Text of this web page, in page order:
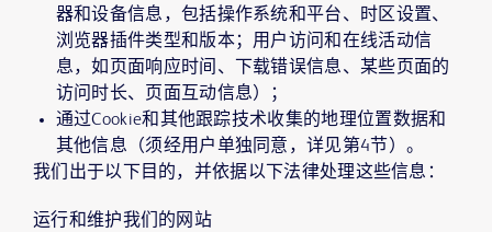
器和设备信息，包括操作系统和平台、时区设置、
浏览器插件类型和版本；用户访问和在线活动信
息，如页面响应时间、下载错误信息、某些页面的
访问时长、页面互动信息）；
通过Cookie和其他跟踪技术收集的地理位置数据和
其他信息（须经用户单独同意，详见第4节）。
我们出于以下目的，并依据以下法律处理这些信息：
运行和维护我们的网站